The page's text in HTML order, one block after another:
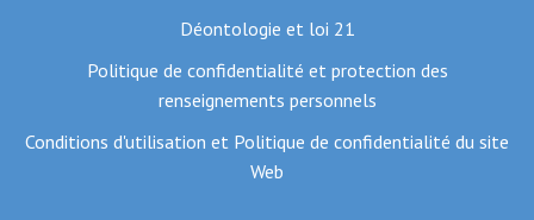
Déontologie et loi 21
Politique de confidentialité et protection des
renseignements personnels
Conditions d'utilisation et Politique de confidentialité du site
Web